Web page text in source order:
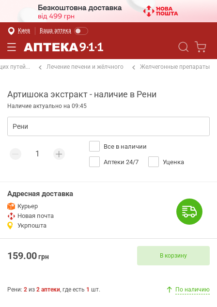
Киев Ваша аптека
путей... Лечение печени и жёлчного Желчегонные препараты
Артишока экстракт - наличие в Рени
Наличие актуально на 09:45
Все в наличии
Аптеки 24/7 Уценка
Адресная доставка
Курьер
Новая почта
Укрпошта
159.00грн В корзину
Рени: 2 из 2 аптеки, где есть 1 шт. По наличию